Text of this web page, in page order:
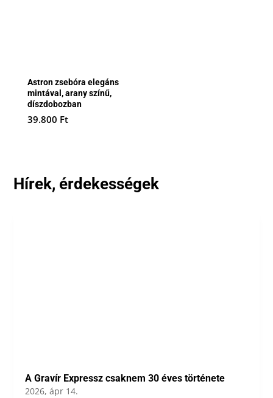
Astron zsebóra elegáns
mintával, arany színű,
díszdobozban
39.800 Ft
Hírek, érdekességek
A Gravír Expressz csaknem 30 éves története
2026, ápr 14.